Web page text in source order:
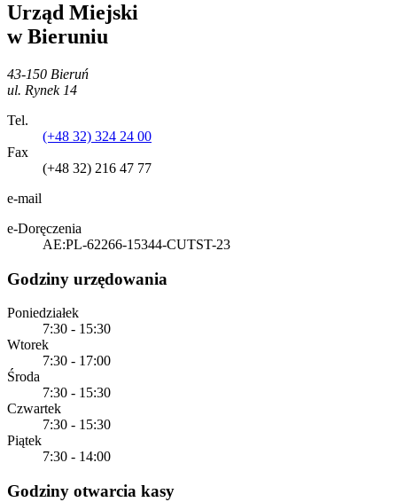
Urząd Miejski
w Bieruniu
43-150 Bieruń
ul. Rynek 14
Tel.
(+48 32) 324 24 00
Fax
(+48 32) 216 47 77
e-mail
e-Doręczenia
AE:PL-62266-15344-CUTST-23
Godziny urzędowania
Poniedziałek
7:30 - 15:30
Wtorek
7:30 - 17:00
Środa
7:30 - 15:30
Czwartek
7:30 - 15:30
Piątek
7:30 - 14:00
Godziny otwarcia kasy